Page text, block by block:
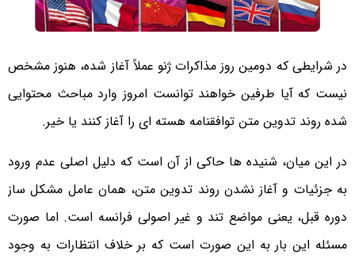
در شرایطی که دومین روز مذاکرات ژنو عملاً آغاز شده، هنوز مشخص
نیست که آیا طرفین خواهند توانست امروز وارد مباحث محتوایی
شده روند تدوین متن توافقنامه هسته ای را آغاز کنند یا خیر.
در این میان، شنیده ها حاکی از آن است که دلیل اصلی عدم ورود
به جزئیات و آغاز نشدن روند تدوین متن، همان عامل مشکل ساز
دوره قبل، یعنی مواضع تند و غیر اصولی فرانسه است. اما صورت
مسئله این بار به این صورت است که بر خلاف انتظارات به وجود